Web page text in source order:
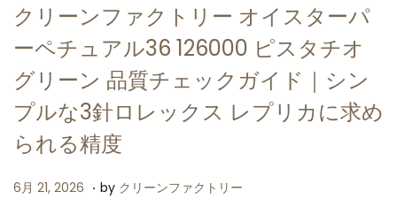
クリーンファクトリー オイスターパ
ーペチュアル36 126000 ピスタチオ
グリーン 品質チェックガイド｜シン
プルな3針ロレックス レプリカに求め
られる精度
P
6月 21, 2026 6. by クリーンファクトリー